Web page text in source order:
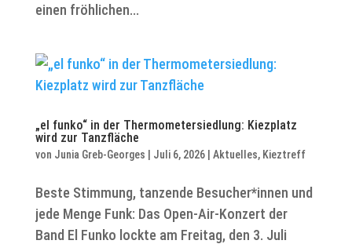
einen fröhlichen...
„el funko“ in der Thermometersiedlung: Kiezplatz
wird zur Tanzfläche
von Junia Greb-Georges Juli 6, 2026| Aktuelles, Kieztreff
Beste Stimmung, tanzende Besucher*innen und
jede Menge Funk: Das Open-Air-Konzert der
Band El Funko lockte am Freitag, den 3. Juli